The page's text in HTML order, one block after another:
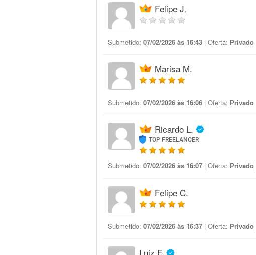
Felipe J.
Submetido: 07/02/2026 às 16:43 | Oferta: Privado
Marisa M.
Submetido: 07/02/2026 às 16:06 | Oferta: Privado
Ricardo L.
TOP FREELANCER
Submetido: 07/02/2026 às 16:07 | Oferta: Privado
Felipe C.
Submetido: 07/02/2026 às 16:37 | Oferta: Privado